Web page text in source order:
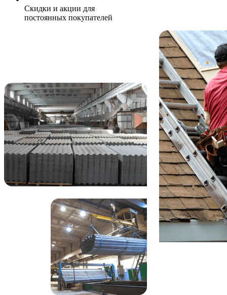
Скидки и акции для
постоянных покупателей